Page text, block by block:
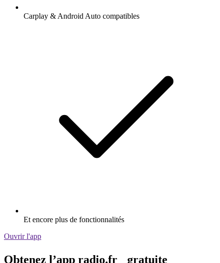
Carplay & Android Auto compatibles
Et encore plus de fonctionnalités
Ouvrir l'app
Obtenez l’app radio.fr gratuite